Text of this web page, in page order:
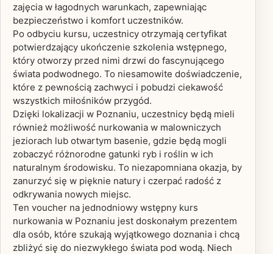
zajęcia w łagodnych warunkach, zapewniając
bezpieczeństwo i komfort uczestników.
Po odbyciu kursu, uczestnicy otrzymają certyfikat
potwierdzający ukończenie szkolenia wstępnego,
który otworzy przed nimi drzwi do fascynującego
świata podwodnego. To niesamowite doświadczenie,
które z pewnością zachwyci i pobudzi ciekawość
wszystkich miłośników przygód.
Dzięki lokalizacji w Poznaniu, uczestnicy będą mieli
również możliwość nurkowania w malowniczych
jeziorach lub otwartym basenie, gdzie będą mogli
zobaczyć różnorodne gatunki ryb i roślin w ich
naturalnym środowisku. To niezapomniana okazja, by
zanurzyć się w pięknie natury i czerpać radość z
odkrywania nowych miejsc.
Ten voucher na jednodniowy wstępny kurs
nurkowania w Poznaniu jest doskonałym prezentem
dla osób, które szukają wyjątkowego doznania i chcą
zbliżyć się do niezwykłego świata pod wodą. Niech